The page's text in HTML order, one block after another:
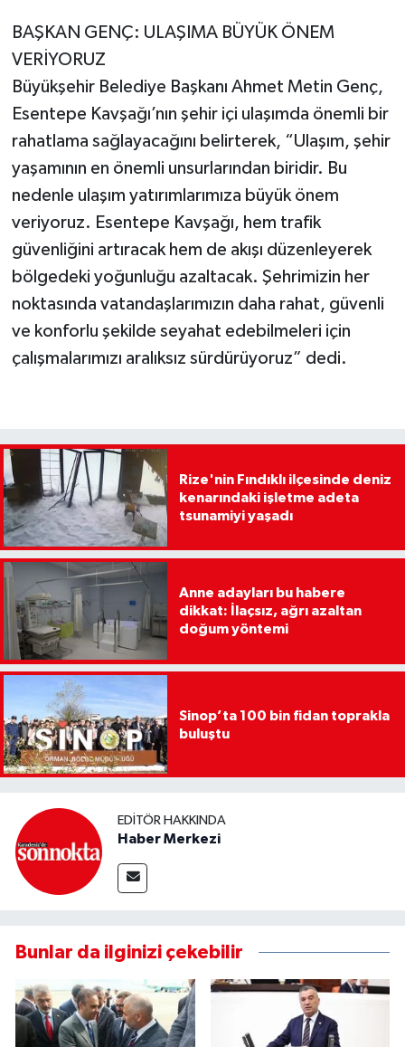
BAŞKAN GENÇ: ULAŞIMA BÜYÜK ÖNEM
VERİYORUZ
Büyükşehir Belediye Başkanı Ahmet Metin Genç,
Esentepe Kavşağı’nın şehir içi ulaşımda önemli bir
rahatlama sağlayacağını belirterek, “Ulaşım, şehir
yaşamının en önemli unsurlarından biridir. Bu
nedenle ulaşım yatırımlarımıza büyük önem
veriyoruz. Esentepe Kavşağı, hem trafik
güvenliğini artıracak hem de akışı düzenleyerek
bölgedeki yoğunluğu azaltacak. Şehrimizin her
noktasında vatandaşlarımızın daha rahat, güvenli
ve konforlu şekilde seyahat edebilmeleri için
çalışmalarımızı aralıksız sürdürüyoruz” dedi.
Rize'nin Fındıklı ilçesinde deniz
kenarındaki işletme adeta
tsunamiyi yaşadı
Anne adayları bu habere
dikkat: İlaçsız, ağrı azaltan
doğum yöntemi
Sinop’ta 100 bin fidan toprakla
buluştu
EDITÖR HAKKINDA
Haber Merkezi
Bunlar da ilginizi çekebilir